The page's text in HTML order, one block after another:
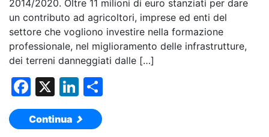
2014/2020. Oltre 11 milioni di euro stanziati per dare
un contributo ad agricoltori, imprese ed enti del
settore che vogliono investire nella formazione
professionale, nel miglioramento delle infrastrutture,
dei terreni danneggiati dalle […]
F
a
c
X
Li
n
k
Continua